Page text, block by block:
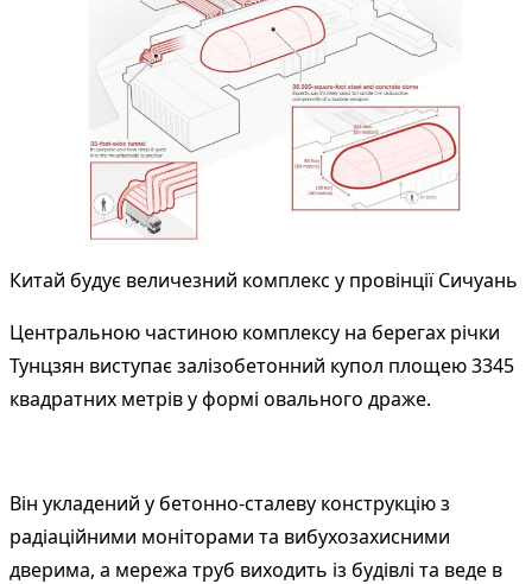
Китай будує величезний комплекс у провінції Сичуань
Центральною частиною комплексу на берегах річки
Тунцзян виступаєзалізобетонний купол площею 3345
квадратних метрів у формі овального драже.
Він укладений у бетонно-сталеву конструкцію з
радіаційними моніторами та вибухозахисними
дверима, а мережа труб виходить із будівлі та веде в